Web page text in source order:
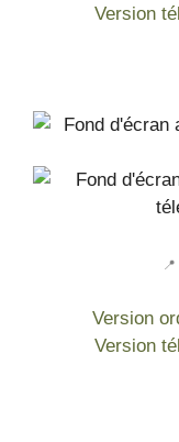
Version
Version
Version